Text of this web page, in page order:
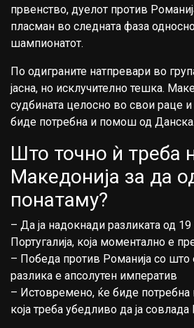
првенство, дуелот против
пласман во следната фаза
шампионатот.
По одиграните натпревари во
јасна, но исклучително тешка.
судбината целосно во свои раце и
биде потребна и помош од Данска.
Што точно ѝ треба
Македонија за да
понатаму?
– Да ја надокнади разликата од
Португалија, која моментално е
– Победа против Романија со
разлика е апсолутен императив
– Истовремено, ќе биде
која треба убедливо да ја совлада